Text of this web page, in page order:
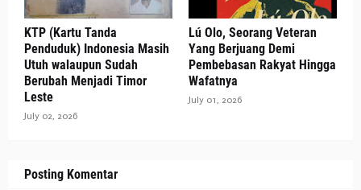
KTP (Kartu Tanda
Penduduk) Indonesia Masih
Utuh walaupun Sudah
Berubah Menjadi Timor
Leste
July 02, 2026
Lú Olo, Seorang Veteran
Yang Berjuang Demi
Pembebasan Rakyat Hingga
Wafatnya
July 01, 2026
Posting Komentar